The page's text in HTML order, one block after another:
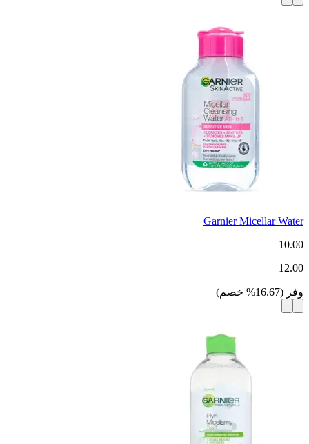
Garnier Micellar Water
10.00
12.00
وفر (
16.67
% خصم)